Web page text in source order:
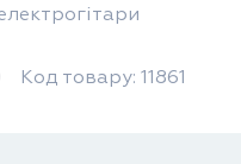
Код товару: 11861